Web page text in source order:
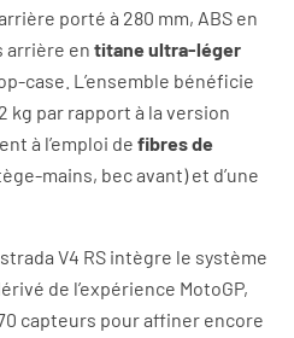
porté à 280 mm, ABS en
arrière en titane ultra-léger
case. L’ensemble bénéficie
kg par rapport à la version
à l’emploi de fibres de
mains, bec avant) et d’une
V4 RS intègre le système
de l’expérience MotoGP,
capteurs pour affiner encore